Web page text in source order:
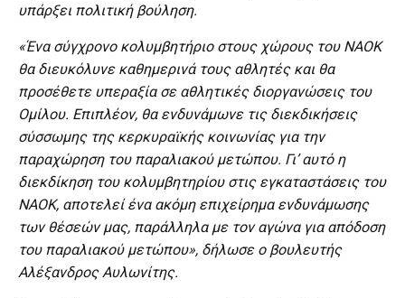
υπάρξει πολιτική βούληση.
«Ένα σύγχρονο κολυμβητήριο στους χώρους του ΝΑΟΚ
θα διευκόλυνε καθημερινά τους αθλητές και θα
προσέθετε υπεραξία σε αθλητικές διοργανώσεις του
Ομίλου. Επιπλέον, θα ενδυνάμωνε τις διεκδικήσεις
σύσσωμης της κερκυραϊκής κοινωνίας για την
παραχώρηση του παραλιακού μετώπου. Γι’ αυτό η
διεκδίκηση του κολυμβητηρίου στις εγκαταστάσεις του
ΝΑΟΚ, αποτελεί ένα ακόμη επιχείρημα ενδυνάμωσης
των θέσεών μας, παράλληλα με τον αγώνα για απόδοση
του παραλιακού μετώπου», δήλωσε ο βουλευτής
Αλέξανδρος Αυλωνίτης.